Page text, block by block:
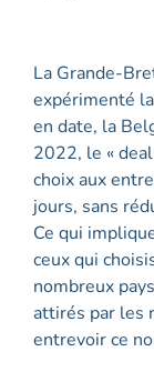
La Grande-
expérimenté
en date, la
2022, le «
choix aux
jours, sans
Ce qui
ceux qui
nombreux
attirés par les
entrevoir ce